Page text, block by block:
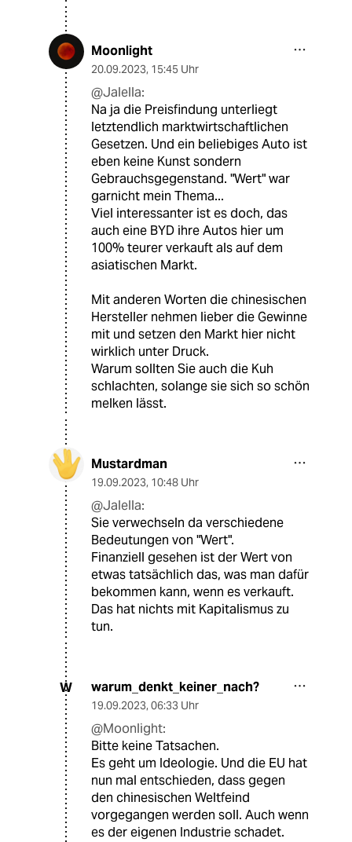
Moonlight
20.09.2023, 15:45 Uhr
@Jalella:
Na ja die Preisfindung unterliegt
letztendlich marktwirtschaftlichen
Gesetzen. Und ein beliebiges Auto ist
eben keine Kunst sondern
Gebrauchsgegenstand. "Wert" war
garnicht mein Thema...
Viel interessanter ist es doch, das
auch eine BYD ihre Autos hier um
100% teurer verkauft als auf dem
asiatischen Markt.
Mit anderen Worten die chinesischen
Hersteller nehmen lieber die Gewinne
mit und setzen den Markt hier nicht
wirklich unter Druck.
Warum sollten Sie auch die Kuh
schlachten, solange sie sich so schön
melken lässt.
Mustardman
19.09.2023, 10:48 Uhr
@Jalella:
Sie verwechseln da verschiedene
Bedeutungen von "Wert".
Finanziell gesehen ist der Wert von
etwas tatsächlich das, was man dafür
bekommen kann, wenn es verkauft.
Das hat nichts mit Kapitalismus zu
tun.
W warum_denkt_keiner_nach?
19.09.2023, 06:33 Uhr
@Moonlight:
Bitte keine Tatsachen.
Es geht um Ideologie. Und die EU hat
nun mal entschieden, dass gegen
den chinesischen Weltfeind
vorgegangen werden soll. Auch wenn
es der eigenen Industrie schadet.